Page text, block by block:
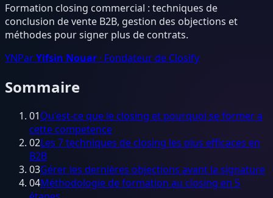
Formation closing commercial : techniques de
conclusion de vente B2B, gestion des objections et
méthodes pour signer plus de contrats.
YNParYifsin Nouar · Fondateur de Closify
Sommaire
01Qu'est-ce que le closing et pourquoi se former a
cette competence
02Les 7 techniques de closing les plus efficaces en
B2B
03Gérer les dernières objections avant la signature
04Méthodologie de formation au closing en 5